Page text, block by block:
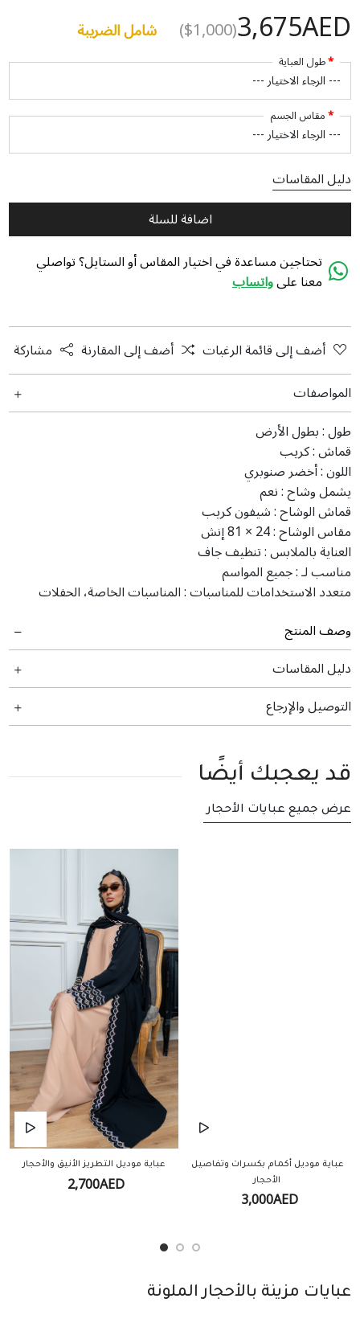
3,675AED
($1,000) شامل الضريبة
طول العباية
مقاس الجسم
دليل المقاسات
اضافة للسلة
تحتاجين مساعدة في اختيار المقاس أو الستايل؟ تواصلي
معنا علىواتساب
أضف إلى قائمة الرغبات أضف إلى المقارنة
مشاركة
المواصفات
طول :بطول الأرض
قماش :کریب
اللون :أخضر صنوبري
يشمل وشاح :نعم
قماش الوشاح :شيفون كريب
مقاس الوشاح :24 × 81 إنش
العناية بالملابس :تنظيف جاف
مناسب لـ :جميع المواسم
متعدد الاستخدامات للمناسبات :المناسبات الخاصة، الحفلات
وصف المنتج
دليل المقاسات
التوصيل والإرجاع
قد يعجبك أيضًا
عرض جميع عبايات الأحجار
عباية موديل التطريز الأنيق والأحجار
2,700AED
عباية موديل أكمام بكسرات وتفاصيل
الأحجار
3,000AED
عبايات مزينة بالأحجار الملونة